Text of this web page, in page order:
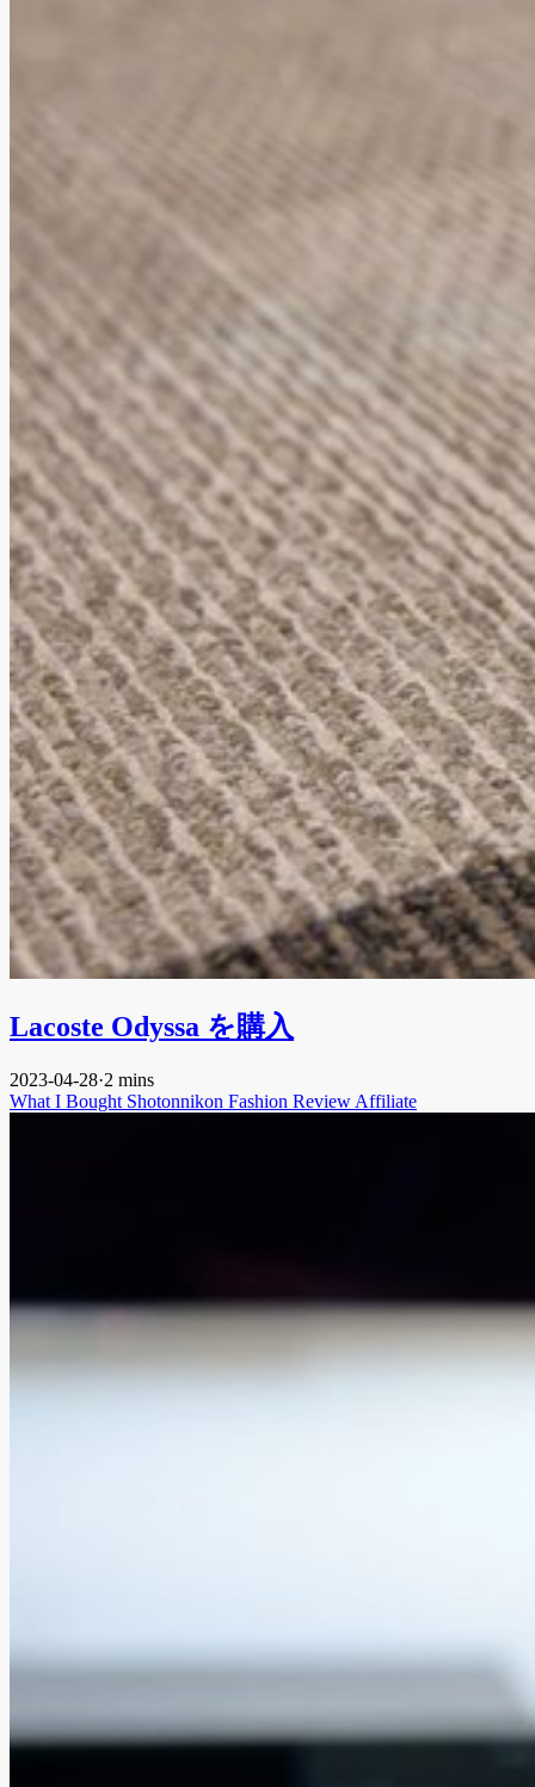
Lacoste Odyssa を購入
2023-04-28·2 mins
What I Bought Shotonnikon Fashion Review Affiliate